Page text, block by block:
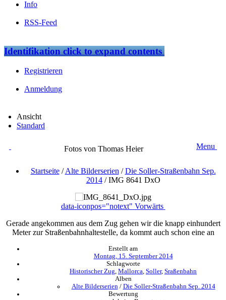
Info
RSS-Feed
Identifikationclick to expand contents
Registrieren
Anmeldung
Ansicht
Standard
Fotos von Thomas Heier Menu
Startseite/Alte Bilderserien /Die Soller-Straßenbahn Sep.
2014/IMG 8641 DxO
data-iconpos="notext" Vorwärts
Gerade angekommen aus dem Zug gehen wir die knapp einhundert
Meter zur Straßenbahnhaltestelle, da kommt auch schon eine an
Erstellt am
Montag, 15. September 2014
Schlagworte
Historischer Zug Mallorca Soller, Sraßenbahn
Alben
Alte Bilderserien / Die Soller-Straßenbahn Sep. 2014
Bewertung